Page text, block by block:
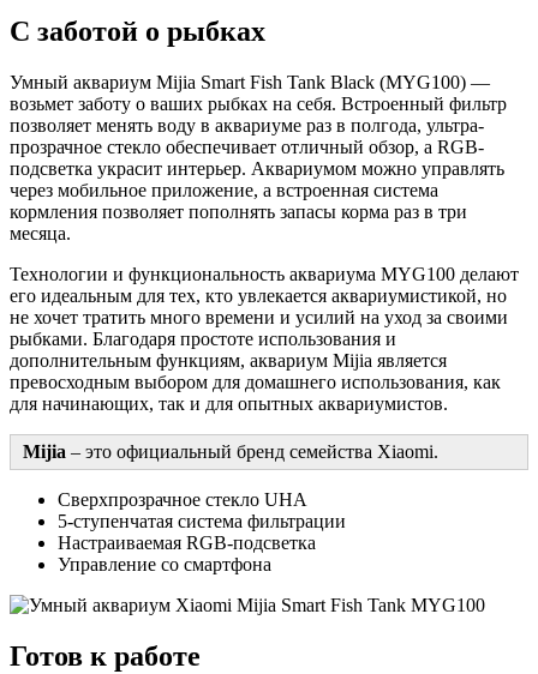
С заботой о рыбках
Умный аквариум Mijia Smart Fish Tank Black (MYG100) —
возьмет заботу о ваших рыбках на себя. Встроенный фильтр
позволяет менять воду в аквариуме раз в полгода, ультра-
прозрачное стекло обеспечивает отличный обзор, а RGB-
подсветка украсит интерьер. Аквариумом можно управлять
через мобильное приложение, а встроенная система
кормления позволяет пополнять запасы корма раз в три
месяца.
Технологии и функциональность аквариума MYG100 делают
его идеальным для тех, кто увлекается аквариумистикой, но
не хочет тратить много времени и усилий на уход за своими
рыбками. Благодаря простоте использования и
дополнительным функциям, аквариум Mijia является
превосходным выбором для домашнего использования, как
для начинающих, так и для опытных аквариумистов.
Mijia – это официальный бренд семейства Xiaomi.
Сверхпрозрачное стекло UHA
5-ступенчатая система фильтрации
Настраиваемая RGB-подсветка
Управление со смартфона
Готов к работе